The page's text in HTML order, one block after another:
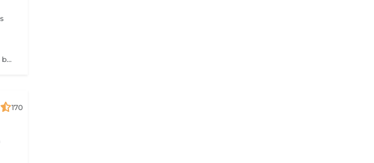
Tonique et/ou relaxant, le massage sportif varie en fonction des besoins de la personne qui vient se faire masser. La particularité de ce massage ? On cible essentiellement le dos, les bras, les jambes, les pieds Bref, les muscles qui travaillent le plus afin de les soulager. Si on fait un massage sportif avant un entraînement, on minimise l'apparition des déchirures. Après un entraînement, cela permet de réduire les courbatures. On peut également le réserver entre deux séances pour accélérer la récupération. En somme, il y a toujours un bon moment pour profiter des multiples bienfaits de ce soin. Contrairement à ce que l'on pourrait croire, ce soin n'est pas réservé aux compétiteurs. Que l'on soit sportif ou pas, il est toujours excellent de libérer les muscles, de favoriser la circulation lymphatique et de relancer la circulation sanguine.
170